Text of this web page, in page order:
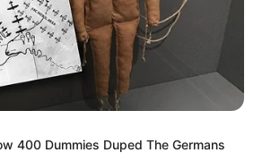
400 Dummies Duped The Germans